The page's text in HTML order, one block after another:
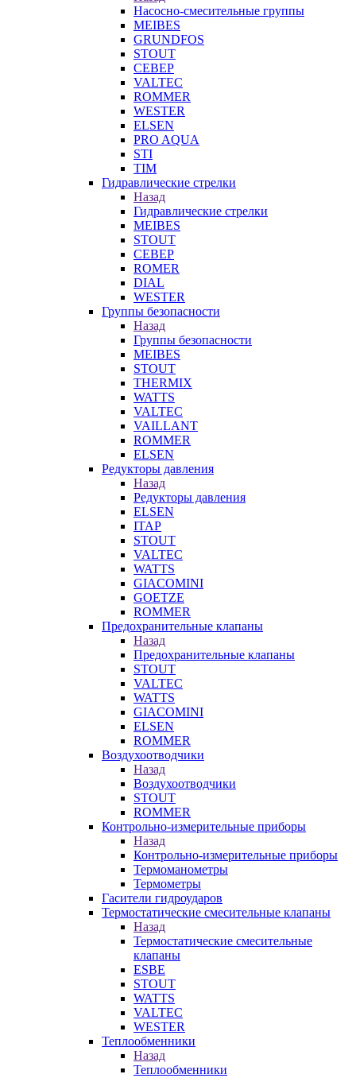
Насосно-смесительные группы
MEIBES
GRUNDFOS
STOUT
СЕВЕР
VALTEC
ROMMER
WESTER
ELSEN
PRO AQUA
STI
TIM
Гидравлические стрелки
Назад
Гидравлические стрелки
MEIBES
STOUT
СЕВЕР
ROMER
DIAL
WESTER
Группы безопасности
Назад
Группы безопасности
MEIBES
STOUT
THERMIX
WATTS
VALTEC
VAILLANT
ROMMER
ELSEN
Редукторы давления
Назад
Редукторы давления
ELSEN
ITAP
STOUT
VALTEC
WATTS
GIACOMINI
GOETZE
ROMMER
Предохранительные клапаны
Назад
Предохранительные клапаны
STOUT
VALTEC
WATTS
GIACOMINI
ELSEN
ROMMER
Воздухоотводчики
Назад
Воздухоотводчики
STOUT
ROMMER
Контрольно-измерительные приборы
Назад
Контрольно-измерительные приборы
Термоманометры
Термометры
Гасители гидроударов
Термостатические смесительные клапаны
Назад
Термостатические смесительные
клапаны
ESBE
STOUT
WATTS
VALTEC
WESTER
Теплообменники
Назад
Теплообменники